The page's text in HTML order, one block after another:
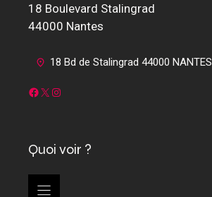
18 Boulevard Stalingrad
44000 Nantes
18 Bd de Stalingrad 44000 NANTES
Facebook
X Instagram
Quoi voir ?